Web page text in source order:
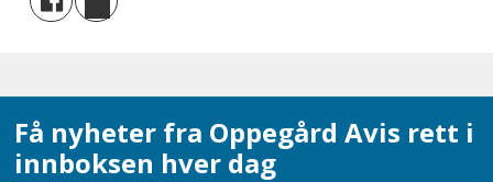
Få nyheter fra Oppegård Avis rett i
innboksen hver dag